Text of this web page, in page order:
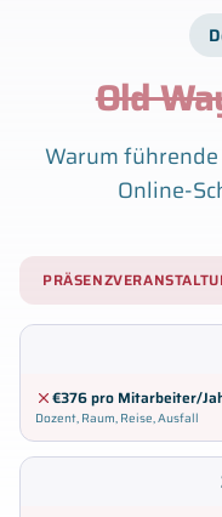
Old
Warum
Online-
€376 pro Mitarbeiter/
Dozent, Raum, Reise, Ausfall